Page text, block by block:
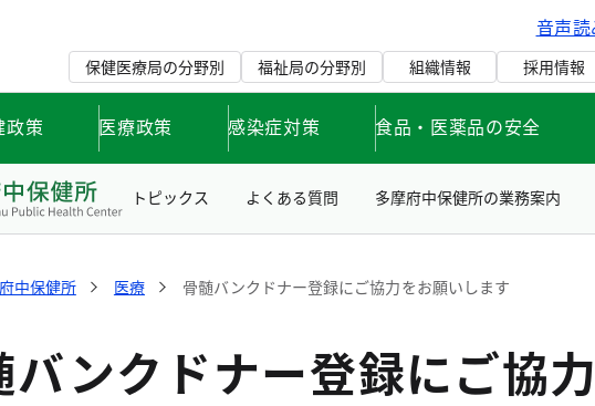
音声
保健医療局の分野別 福祉局の分野別 組織情報 採用情報
政策 医療政策 感染症対策 食品・医薬品の安全
トピックス よくある質問 多摩府中保健所の業務案内
中保健所 医療 骨髄バンクドナー登録にご協力をお願いします
バンクドナー登録にご協